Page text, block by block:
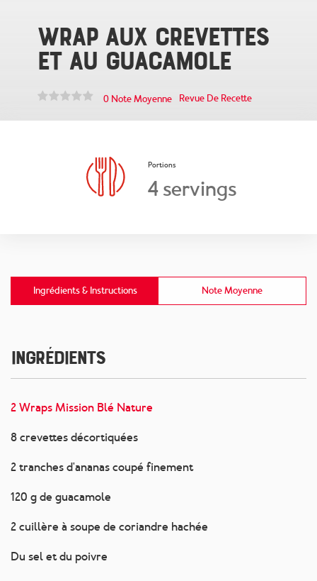
Wrap aux crevettes
et au guacamole
0 Note Moyenne Revue De Recette
Portions
4 servings
Ingrédients & Instructions Note Moyenne
Ingrédients
2 Wraps Mission Blé Nature
8 crevettes décortiquées
2 tranches d'ananas coupé finement
120 g de guacamole
2 cuillère à soupe de coriandre hachée
Du sel et du poivre